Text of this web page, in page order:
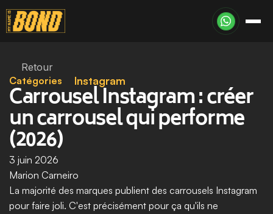
Retour
Catégories
Instagram
Carrousel Instagram : créer
un carrousel qui performe
(2026)
3 juin 2026
Marion Carneiro
La majorité des marques publient des carrousels Instagram
pour faire joli. C'est précisément pour ça qu'ils ne